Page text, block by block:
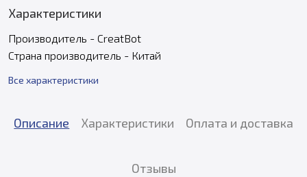
Характеристики
Производитель - CreatBot
Страна производитель - Китай
Все характеристики
Описание Характеристики Оплата и доставка
Отзывы